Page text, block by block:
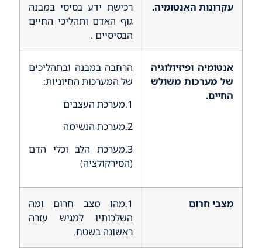
עקרונות האנטומיה.
רכישת ידע בסיסי במבנה
גוף האדם ותהליכי החיים
הבסיסיים .
אנטומיה ופיזיולוגיה
של מערכות משולש
החיים.
הרחבה במבנה ובתהליכים
של המערכות החיוניות:
1.מערכת העצבים
2.מערכת הנשימה
3.מערכת הלב וכלי הדם
(הסירקולציה)
מצבי חרום
1.מהו מצב חרום ומה
השלכותיו למגיש עזרה
ראשונה בשטח.